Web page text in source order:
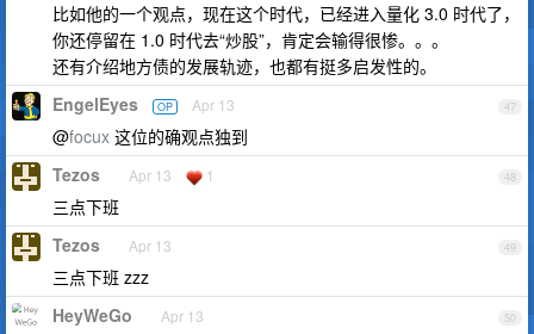
比如他的一个观点，现在这个时代，已经进入量化 3.0 时代了，
你还停留在 1.0 时代去“炒股”，肯定会输得很惨。。。
还有介绍地方债的发展轨迹，也都有挺多启发性的。
47
EngelEyes OP Apr 13
@focux 这位的确观点独到
48
Tezos Apr 13 1
三点下班
49
Tezos Apr 13
三点下班 zzz
50
HeyWeGo Apr 13